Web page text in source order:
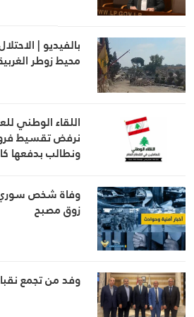
بالفيديو |
محيط زوطر
اللقاء الوطني
نرفض تقسيط
ونطالب بدفعها
وفاة شخص سوري
زوق مصبح
وفد من تجمع